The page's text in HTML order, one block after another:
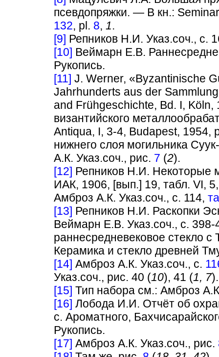
псевдопряжки. — В кн.:
132, pl. 8, 1.
[9] Репников Н.И. Указ.соч., с.
[10] Beймарн Е.В.
Рукопись.
[11] J. Werner, «Byzantinische
Jahrhunderts aus der
and Frühgeschichte, Bd. I,
византийского
Antiqua, I, 3-4, Budapest, 1954,
нижнего слоя могильника
А.К. Указ.соч., рис. 7 (2).
[12] Репников Н.И. Некоторые
ИАК, 1906, [вып.] 19, табл. VI,
Амброз А.К. Указ.соч., с. 114,
[13] Репников Н.И. Раскопки
Веймарн Е.В. Указ.соч., с.
раннесредневековое стекло
Керамика и стекло древней
[14] Амброз А.К. Указ.соч., с.
Указ.соч., рис. 40 (10), 41 (1, 7).
[15] Тип набора см.: Амброз
[16] Лобода И.И. Отчёт об
с. Ароматного,
Рукопись.
[17] Амброз А.К. Указ.соч., рис.